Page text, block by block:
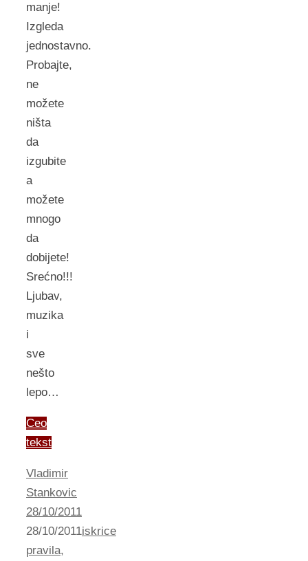
manje!
Izgleda
jednostavno.
Probajte,
ne
možete
ništa
da
izgubite
a
možete
mnogo
da
dobijete!
Srećno!!!
Ljubav,
muzika
i
sve
nešto
lepo…
Ceo
tekst
Vladimir
Stankovic
28/10/2011
28/10/2011iskrice
pravila,